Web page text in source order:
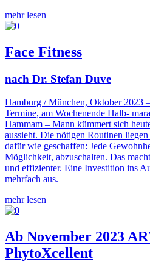
mehr lesen
Face Fitness
nach Dr. Stefan Duve
Hamburg / München, Oktober 2023
Termine, am Wochenende Halb-
Hammam – Mann kümmert sich
aussieht. Die nötigen Routinen
dafür wie geschaffen: Jede
Möglichkeit, abzuschalten. Das
und effizienter. Eine Investition ins
mehrfach aus.
mehr lesen
Ab November 2023
PhytoXcellent